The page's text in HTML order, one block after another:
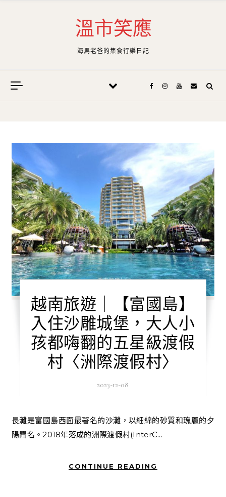
溫市笑應
海馬老爸的集食行樂日記
越南旅遊｜【富國島】
入住沙雕城堡，大人小
孩都嗨翻的五星級渡假
村〈洲際渡假村〉
2023-12-08
長灘是富國島西面最著名的沙灘，以細綿的砂質和瑰麗的夕
陽聞名。2018年落成的洲際渡假村(InterC...
CONTINUE READING